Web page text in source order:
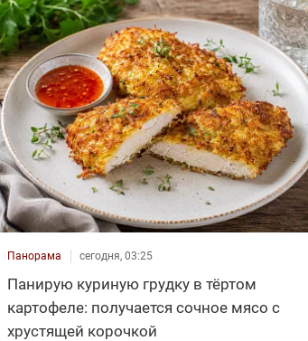
Панорама сегодня, 03:25
Панирую куриную грудку в тёртом
картофеле: получается сочное мясо с
хрустящей корочкой